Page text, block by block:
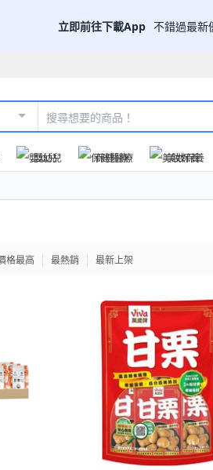
立即前往下載App 不錯過最新
嬰幼兒 保健醫療 美妝保養
格最高 最熱銷 最新上架